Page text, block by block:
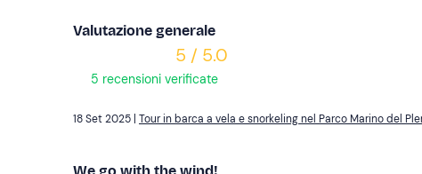
Valutazione generale
5 / 5.0
5 recensioni verificate
Tour in barca a vela e snorkeling nel Parco Marino del